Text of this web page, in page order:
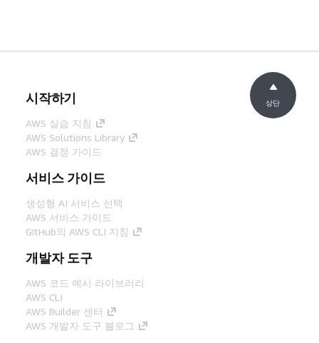
시작하기
AWS 실습 지침
AWS Solutions Library
AWS 결정 가이드
서비스 가이드
생성형 AI 서비스 선택
AWS 서비스 가이드
GitHub의 AWS CLI 지침
개발자 도구
AWS 코드 예시 라이브러리
AWS CLI
AWS Builder 센터
AWS 개발자 도구 블로그
상단